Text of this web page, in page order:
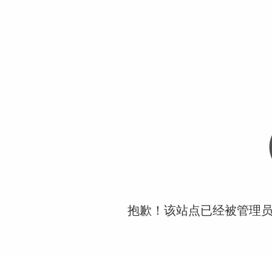
抱歉！该站点已经被管理